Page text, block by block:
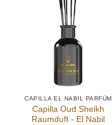
CAPILLA EL NABIL PARFÜM
Capilla Oud Sheikh
Raumduft - El Nabil